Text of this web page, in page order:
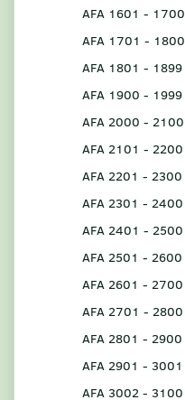
AFA 1601 - 1700
AFA 1701 - 1800
AFA 1801 - 1899
AFA 1900 - 1999
AFA 2000 - 2100
AFA 2101 - 2200
AFA 2201 - 2300
AFA 2301 - 2400
AFA 2401 - 2500
AFA 2501 - 2600
AFA 2601 - 2700
AFA 2701 - 2800
AFA 2801 - 2900
AFA 2901 - 3001
AFA 3002 - 3100